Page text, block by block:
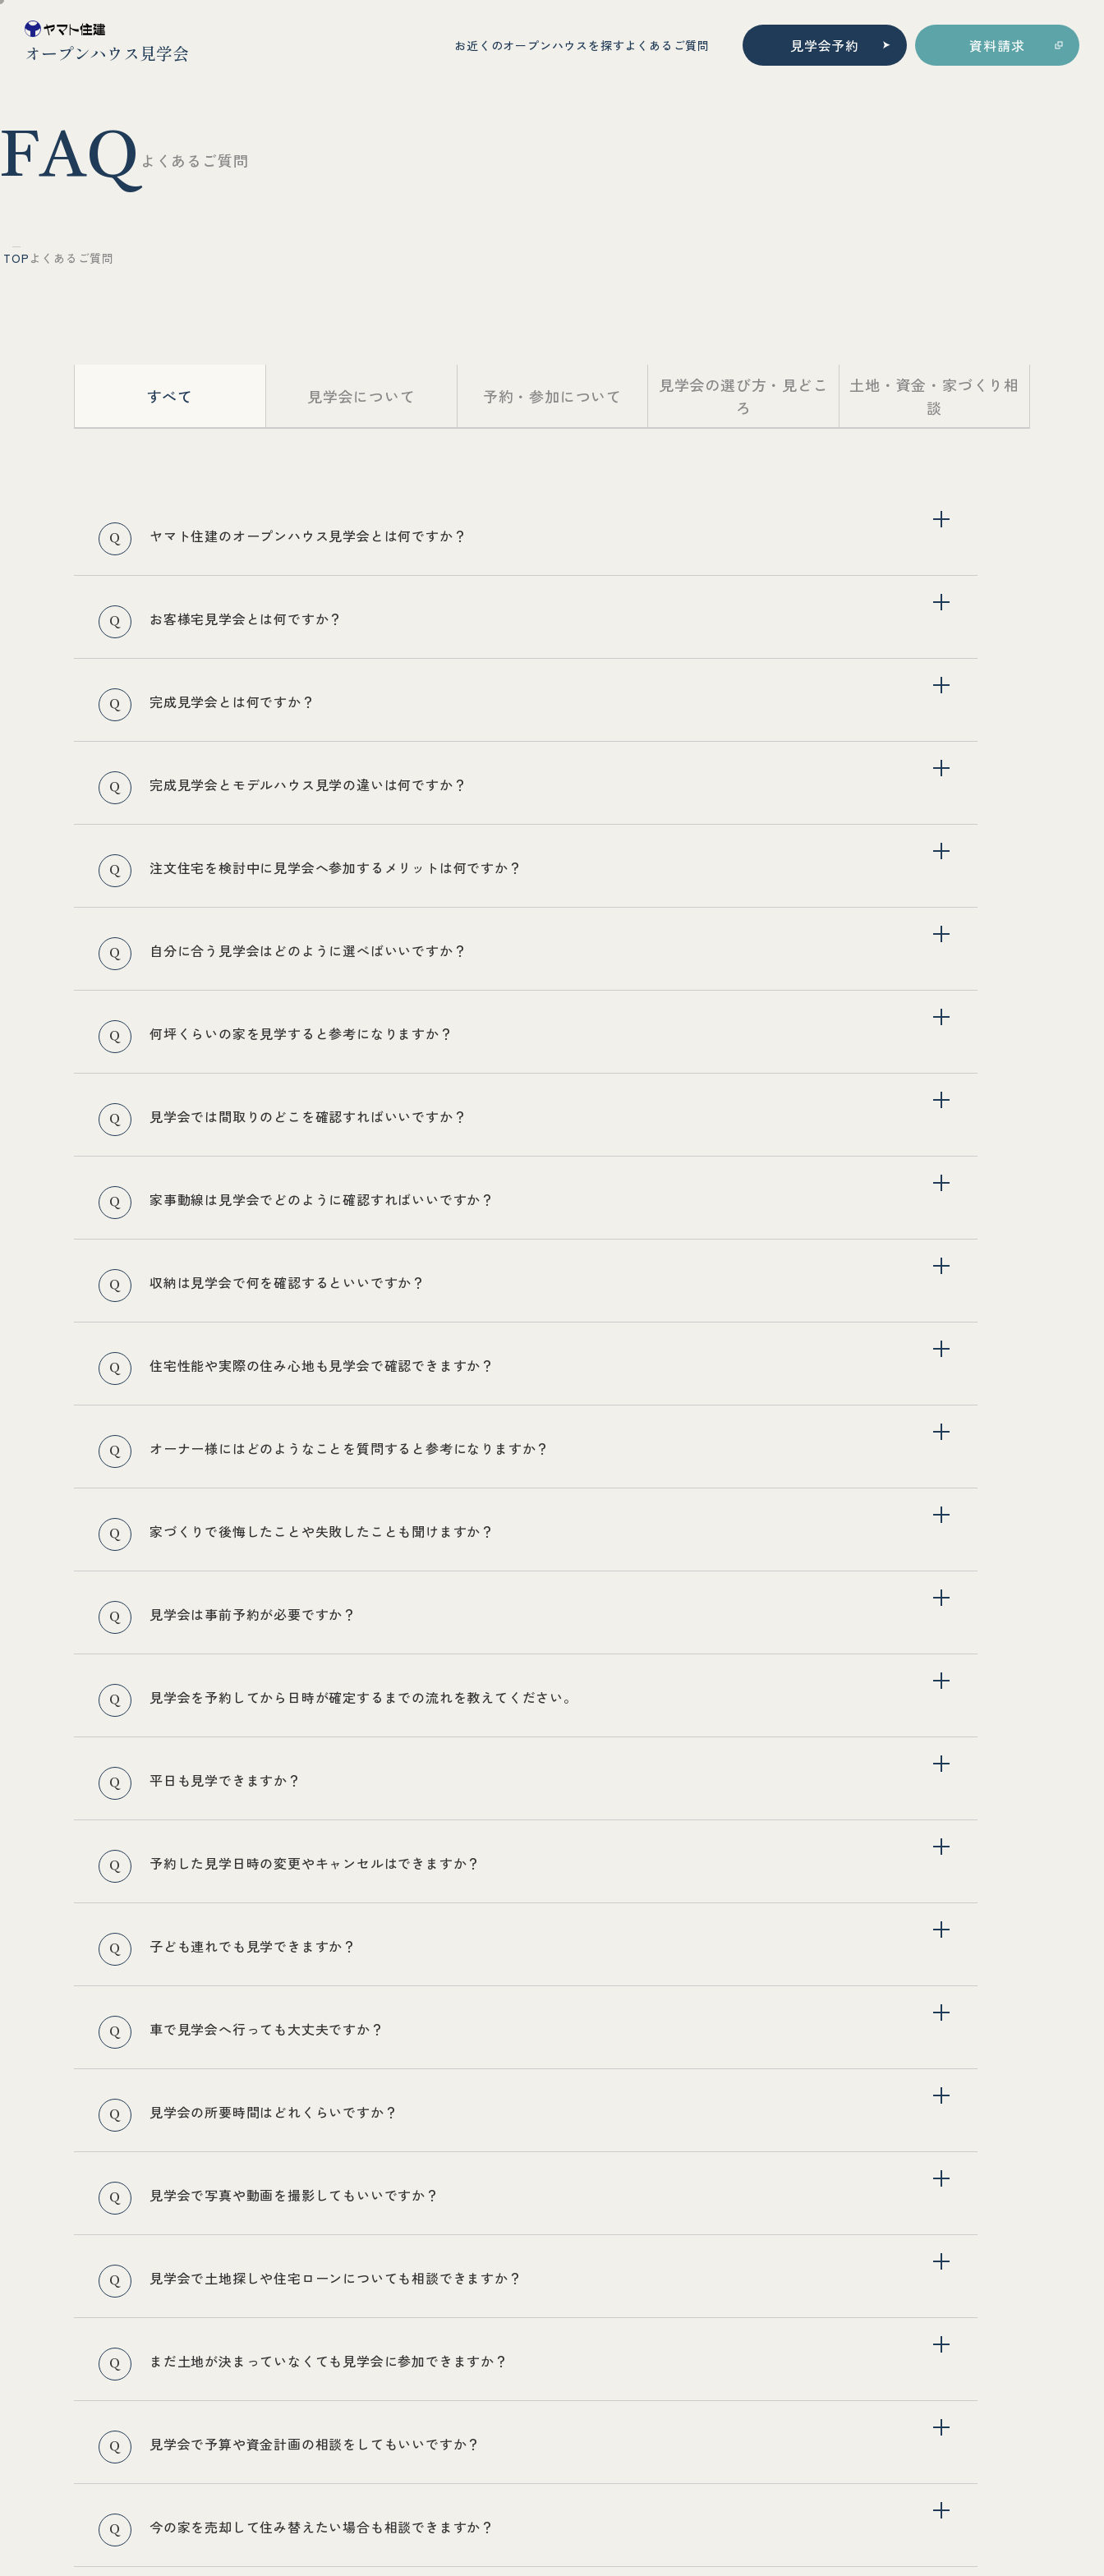
オープンハウス見学会 見学会予約 資料請求
お近くのオープンハウスを探すよくあるご質問
FAQ よ く あ る ご質問
TOP よくあるご質問
すべて 見学会について 予約・参加について
見学会の選び方・見どこ
ろ
土地・資金・家づくり相
談
Q ヤマト住建のオープンハウス見学会とは何ですか？
Q お客様宅見学会とは何ですか？
Q 完成見学会とは何ですか？
Q 完成見学会とモデルハウス見学の違いは何ですか？
Q 注文住宅を検討中に見学会へ参加するメリットは何ですか？
Q 自分に合う見学会はどのように選べばいいですか？
Q 何坪くらいの家を見学すると参考になりますか？
Q 見学会では間取りのどこを確認すればいいですか？
Q 家事動線は見学会でどのように確認すればいいですか？
Q 収納は見学会で何を確認するといいですか？
Q 住宅性能や実際の住み心地も見学会で確認できますか？
Q オーナー様にはどのようなことを質問すると参考になりますか？
Q 家づくりで後悔したことや失敗したことも聞けますか？
Q 見学会は事前予約が必要ですか？
Q 見学会を予約してから日時が確定するまでの流れを教えてください。
Q 平日も見学できますか？
Q 予約した見学日時の変更やキャンセルはできますか？
Q 子ども連れでも見学できますか？
Q 車で見学会へ行っても大丈夫ですか？
Q 見学会の所要時間はどれくらいですか？
Q 見学会で写真や動画を撮影してもいいですか？
Q 見学会で土地探しや住宅ローンについても相談できますか？
Q まだ土地が決まっていなくても見学会に参加できますか？
Q 見学会で予算や資金計画の相談をしてもいいですか？
Q 今の家を売却して住み替えたい場合も相談できますか？